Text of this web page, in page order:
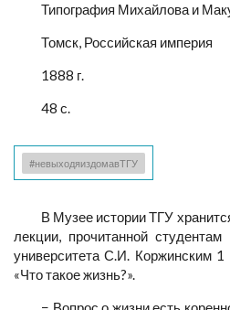
Типография Михайлова и
Томск, Российская империя
1888 г.
48 с.
#невыходяиздомавТГУ
В Музее истории ТГУ
лекции, прочитанной студентам
университета С.И. Коржинским
«Что такое жизнь?».